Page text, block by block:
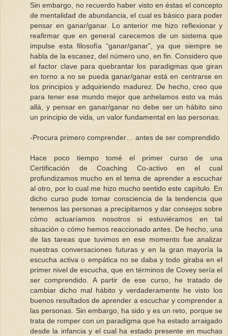
Sin embargo, no recuerdo haber visto en éstas el concepto
de mentalidad de abundancia, el cual es básico para poder
pensar en ganar/ganar. Lo anterior me hizo reflexionar y
reafirmar que en general carecemos de un sistema que
impulse esta filosofía “ganar/ganar”, ya que siempre se
habla de la escasez, del número uno, en fin. Considero que
el factor clave para quebrantar los paradigmas que giran
en torno a no se pueda ganar/ganar está en centrarse en
los principios y adquiriendo madurez. De hecho, creo que
para tener ese mundo mejor que anhelamos esto va más
allá, y pensar en ganar/ganar no debe ser un hábito sino
un principio de vida, un valor fundamental en las personas.
-Procura primero comprender… antes de ser comprendido
Hace poco tiempo tomé el primer curso de una
Certificación de Coaching Co-activo en el cual
profundizamos mucho en el tema de aprender a escuchar
al otro, por lo cual me hizo mucho sentido este capítulo. En
dicho curso pude tomar consciencia de la tendencia que
tenemos las personas a precipitarnos y dar consejos sobre
cómo actuaríamos nosotros si estuviéramos en tal
situación o cómo hemos reaccionado antes. De hecho, una
de las tareas que tuvimos en ese momento fue analizar
nuestras conversaciones futuras y en la gran mayoría la
escucha activa o empática no se daba y todo giraba en el
primer nivel de escucha, que en términos de Covey sería el
ser comprendido. A partir de ese curso, he tratado de
cambiar dicho mal hábito y verdaderamente he visto los
buenos resultados de aprender a escuchar y comprender a
las personas. Sin embargo, ha sido y es un reto, porque se
trata de romper con un paradigma que ha estado arraigado
desde la infancia y el cual ha estado presente en muchas